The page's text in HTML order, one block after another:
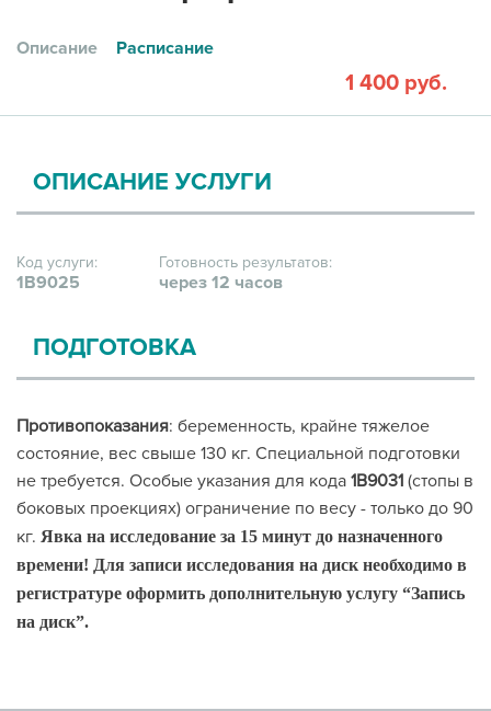
Описание Расписание
1 400 руб.
ОПИСАНИЕ УСЛУГИ
Код услуги:
1В9025
Готовность результатов:
через 12 часов
ПОДГОТОВКА
Противопоказания: беременность, крайне тяжелое
состояние, вес свыше 130 кг. Специальной подготовки
не требуется. Особые указания для кода 1В9031 (стопы в
боковых проекциях) ограничение по весу - только до 90
кг. Явка на исследование за 15 минут до назначенного
времени! Для записи исследования на диск необходимо в
регистратуре оформить дополнительную услугу “Запись
на диск”.